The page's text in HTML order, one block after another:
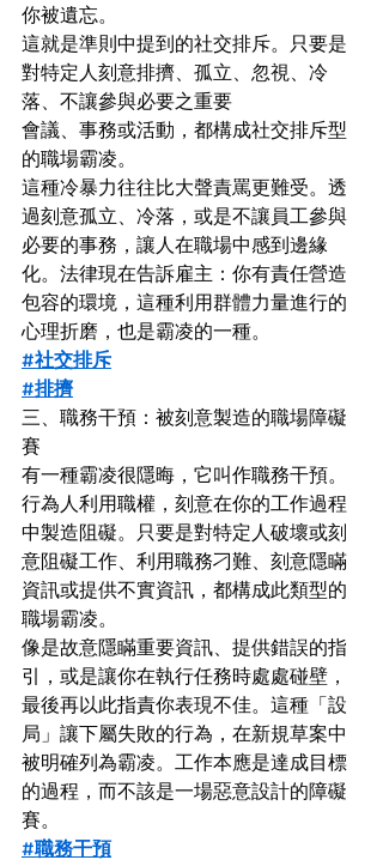
你被遺忘。
這就是準則中提到的社交排斥。只要是
對特定人刻意排擠、孤立、忽視、冷
落、不讓參與必要之重要
會議、事務或活動，都構成社交排斥型
的職場霸凌。
這種冷暴力往往比大聲責罵更難受。透
過刻意孤立、冷落，或是不讓員工參與
必要的事務，讓人在職場中感到邊緣
化。法律現在告訴雇主：你有責任營造
包容的環境，這種利用群體力量進行的
心理折磨，也是霸凌的一種。
#社交排斥
#排擠
三、職務干預：被刻意製造的職場障礙
賽
有一種霸凌很隱晦，它叫作職務干預。
行為人利用職權，刻意在你的工作過程
中製造阻礙。只要是對特定人破壞或刻
意阻礙工作、利用職務刁難、刻意隱瞞
資訊或提供不實資訊，都構成此類型的
職場霸凌。
像是故意隱瞞重要資訊、提供錯誤的指
引，或是讓你在執行任務時處處碰壁，
最後再以此指責你表現不佳。這種「設
局」讓下屬失敗的行為，在新規草案中
被明確列為霸凌。工作本應是達成目標
的過程，而不該是一場惡意設計的障礙
賽。
#職務干預